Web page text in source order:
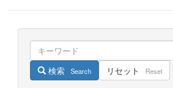
検索 Search リセット Reset